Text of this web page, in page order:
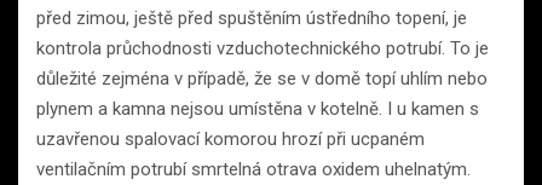
před zimou, ještě před spuštěním ústředního topení, je
kontrola průchodnosti vzduchotechnického potrubí. To je
důležité zejména v případě, že se v domě topí uhlím nebo
plynem a kamna nejsou umístěna v kotelně. I u kamen s
uzavřenou spalovací komorou hrozí při ucpaném
ventilačním potrubí smrtelná otrava oxidem uhelnatým.